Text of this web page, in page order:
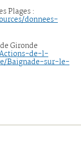
Plages :
donnees-
Gironde
de-l-
Baignade-sur-le-